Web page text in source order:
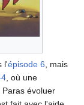
l'épisode 6 , mais
, où une
évoluer